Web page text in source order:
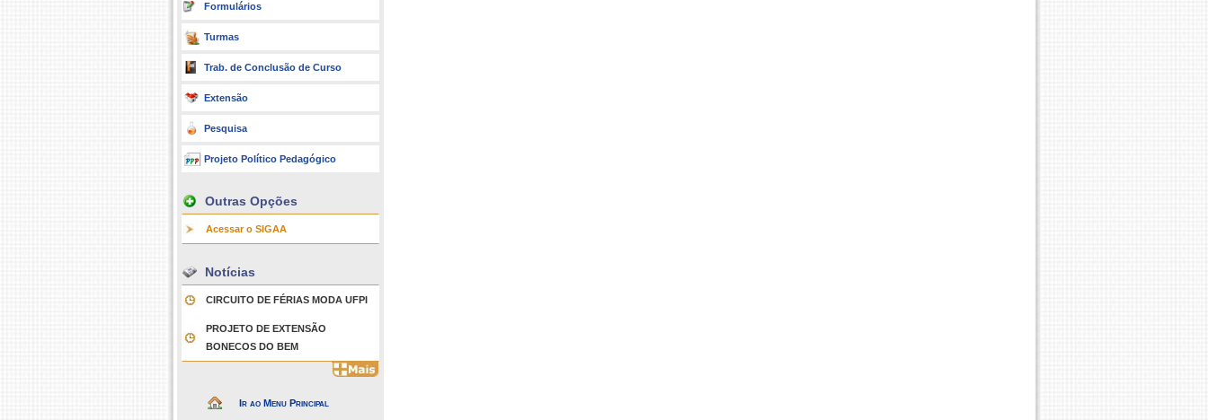
Formulários
Turmas
Trab. de Conclusão de Curso
Extensão
Pesquisa
Projeto Político Pedagógico
Outras Opções
Acessar o SIGAA
Notícias
CIRCUITO DE FÉRIAS MODA UFPI
PROJETO DE EXTENSÃO
BONECOS DO BEM
Ir ao Menu Principal